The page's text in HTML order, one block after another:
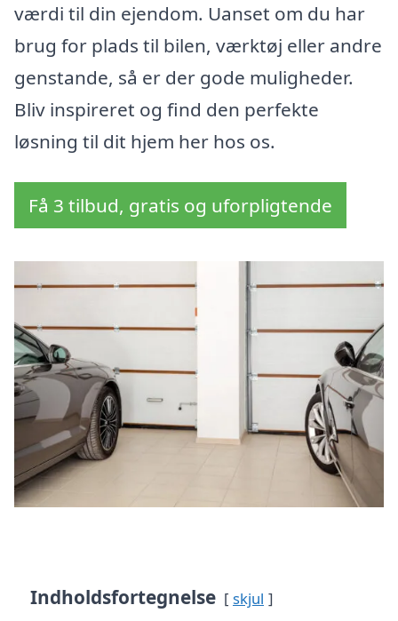
værdi til din ejendom. Uanset om du har
brug for plads til bilen, værktøj eller andre
genstande, så er der gode muligheder.
Bliv inspireret og find den perfekte
løsning til dit hjem her hos os.
Få 3 tilbud, gratis og uforpligtende
Indholdsfortegnelse skjul